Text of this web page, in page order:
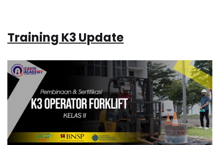
Training K3 Update